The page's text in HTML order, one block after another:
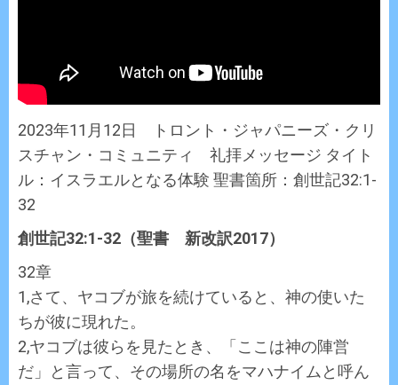
2023年11月12日 トロント・ジャパニーズ・クリ
スチャン・コミュニティ 礼拝メッセージ タイト
ル：イスラエルとなる体験 聖書箇所：創世記32:1-
32
創世記32:1-32（聖書 新改訳2017）
32章
1,さて、ヤコブが旅を続けていると、神の使いた
ちが彼に現れた。
2,ヤコブは彼らを見たとき、「ここは神の陣営
だ」と言って、その場所の名をマハナイムと呼ん